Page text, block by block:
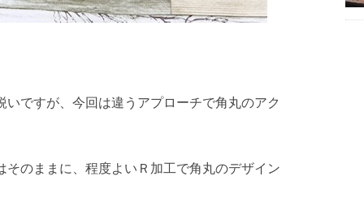
ですが、今回は違うアプローチで角丸のアク
のままに、程度よいＲ加工で角丸のデザイン